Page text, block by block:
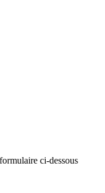
ci-dessous